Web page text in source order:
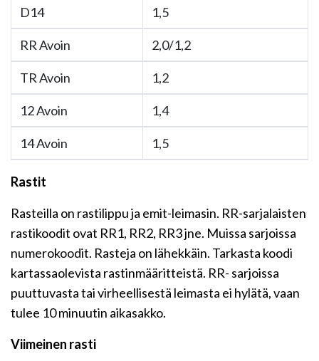
D14 1,5
RR Avoin 2,0/1,2
TR Avoin 1,2
12 Avoin 1,4
14 Avoin 1,5
Rastit
Rasteilla on rastilippu ja emit-leimasin. RR-sarjalaisten
rastikoodit ovat RR1, RR2, RR3 jne. Muissa sarjoissa
numerokoodit. Rasteja on lähekkäin. Tarkasta koodi
kartassaolevista rastinmääritteistä. RR- sarjoissa
puuttuvasta tai virheellisestä leimasta ei hylätä, vaan
tulee 10 minuutin aikasakko.
Viimeinen rasti